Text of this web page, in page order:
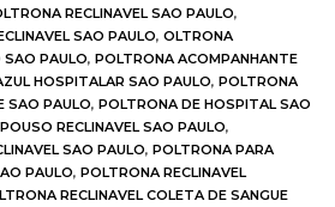
RECLINAVEL SAO PAULO,
SAO PAULO, OLTRONA
SAO PAULO, POLTRONA ACOMPANHANTE
HOSPITALAR SAO PAULO, POLTRONA
SAO PAULO, POLTRONA DE HOSPITAL SAO
RECLINAVEL SAO PAULO,
SAO PAULO, POLTRONA PARA
PAULO, POLTRONA RECLINAVEL
RECLINAVEL COLETA DE SANGUE